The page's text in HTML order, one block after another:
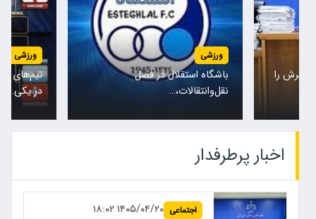
را
ورزشی
باشگاه استقلال در فصل
نقل‌وانتقالات،…
ورزشی
تیم‌های
در یکی…
اخبار پرطرفدار
اجتماعی ۱۴۰۵/۰۴/۲۰ ۱۸:۰۲